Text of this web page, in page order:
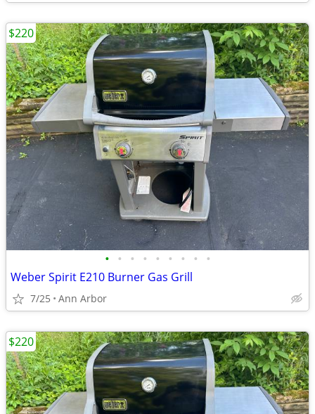
• • • • • • • • •
Weber Spirit E210 Burner Gas Grill
7/25 Ann Arbor
$220
$220